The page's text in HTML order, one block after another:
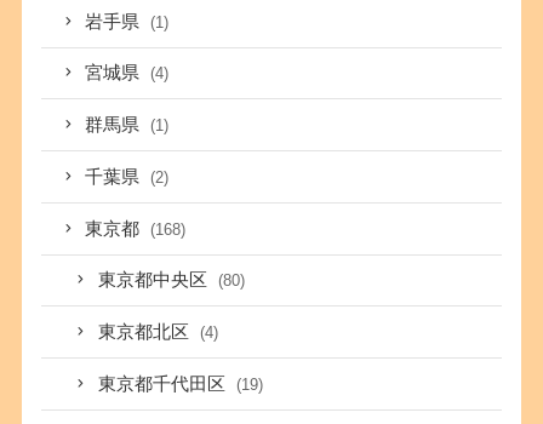
岩手県 (1)
宮城県 (4)
群馬県 (1)
千葉県 (2)
東京都 (168)
東京都中央区 (80)
東京都北区 (4)
東京都千代田区 (19)